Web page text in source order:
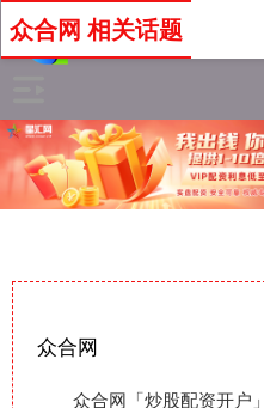
众合网
众合网「炒股配资开户
众合网 相关话题